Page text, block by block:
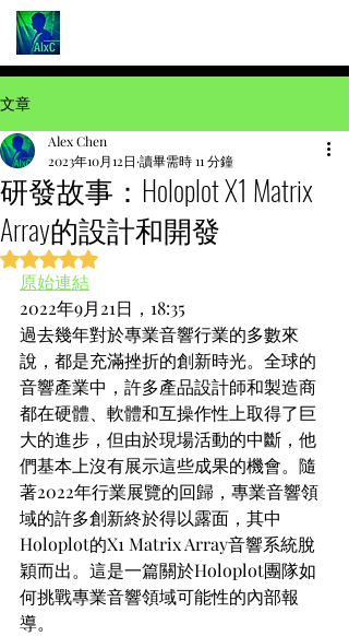
文章
研發故事：Holoplot X1 Matrix
Array的設計和開發
Alex Chen
2023年10月12日 讀畢需時 11 分鐘
評等為 NaN（最高為 5 顆星）。
原始連結
2022年9月21日，18:35
過去幾年對於專業音響行業的多數來
說，都是充滿挫折的創新時光。全球的
音響產業中，許多產品設計師和製造商
都在硬體、軟體和互操作性上取得了巨
大的進步，但由於現場活動的中斷，他
們基本上沒有展示這些成果的機會。隨
著2022年行業展覽的回歸，專業音響領
域的許多創新終於得以露面，其中
Holoplot的X1 Matrix Array音響系統脫
穎而出。這是一篇關於Holoplot團隊如
何挑戰專業音響領域可能性的內部報
導。